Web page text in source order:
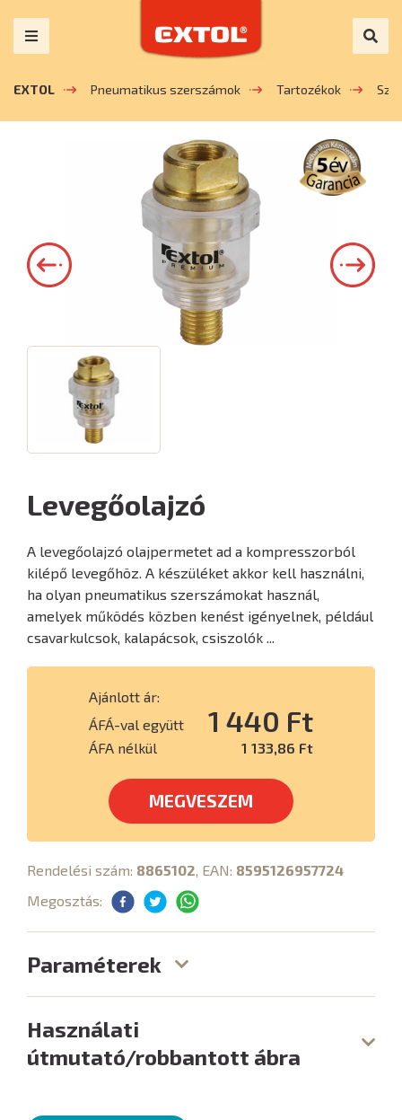
EXTOL Pneumatikus szerszámok Tartozékok
Levegőolajzó
A levegőolajzó olajpermetet ad a kompresszorból
kilépő levegőhöz. A készüléket akkor kell használni,
ha olyan pneumatikus szerszámokat használ,
amelyek működés közben kenést igényelnek, például
csavarkulcsok, kalapácsok, csiszolók ...
Ajánlott ár:
ÁFÁ-val együtt
1 440 Ft
ÁFA nélkül 1 133,86 Ft
MEGVESZEM
Rendelési szám: 8865102, EAN: 8595126957724
Megosztás:
Paraméterek
Használati
útmutató/robbantott ábra